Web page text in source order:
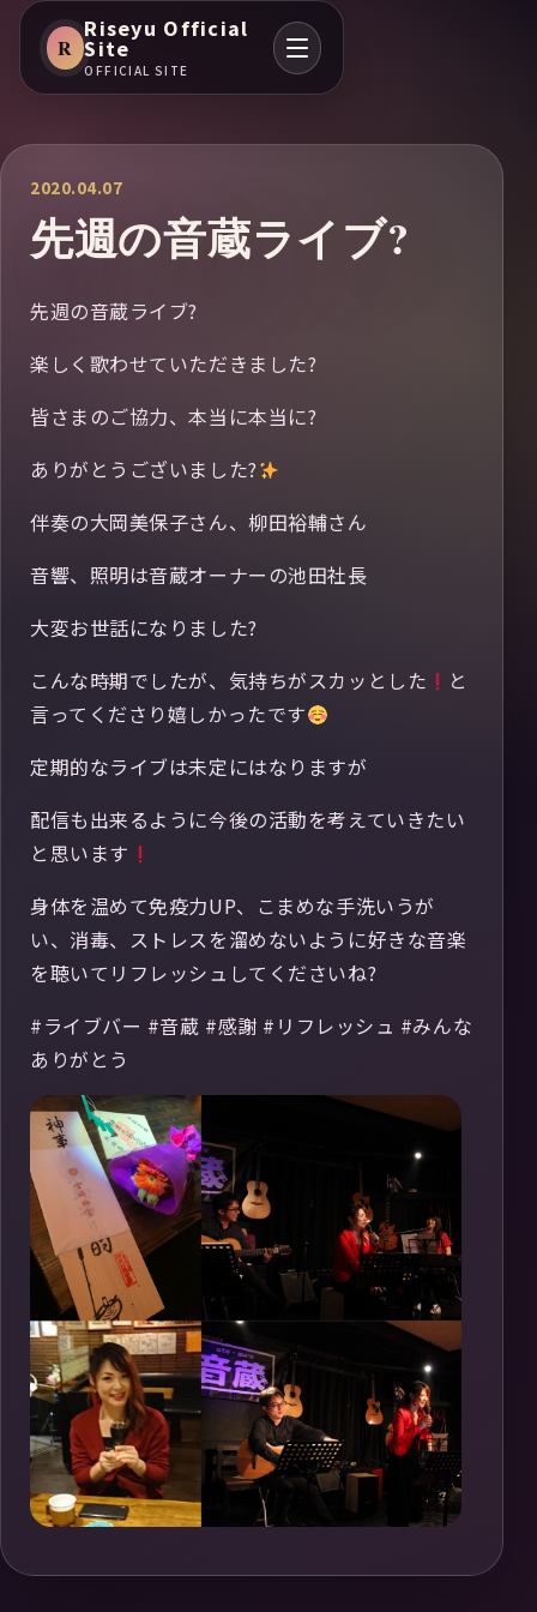
R
Riseyu Official
Site
OFFICIAL SITE
2020.04.07
先週の音蔵ライブ?
先週の音蔵ライブ?
楽しく歌わせていただきました?
皆さまのご協力、本当に本当に?
ありがとうございました?
伴奏の大岡美保子さん、柳田裕輔さん
音響、照明は音蔵オーナーの池田社長
大変お世話になりました?
こんな時期でしたが、気持ちがスカッとした
と
言ってくださり嬉しかったです
定期的なライブは未定にはなりますが
配信も出来るように今後の活動を考えていきたい
と思います
身体を温めて免疫力UP、こまめな手洗いうが
い、消毒、ストレスを溜めないように好きな音楽
を聴いてリフレッシュしてくださいね?
#ライブバー #音蔵 #感謝 #リフレッシュ #みんな
ありがとう